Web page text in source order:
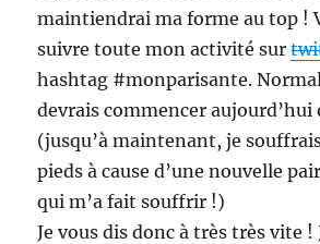
maintiendrai ma forme au top !
suivre toute mon activité sur
hashtag #monparisante.
devrais commencer aujourd’hui
(jusqu’à maintenant, je
pieds à cause d’une nouvelle
qui m’a fait souffrir !)
Je vous dis donc à très très vite !